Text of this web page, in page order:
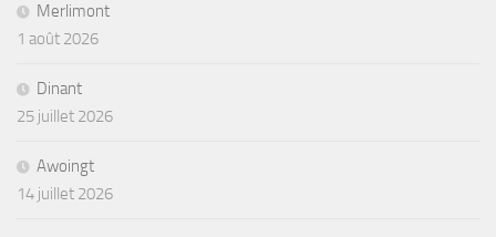
Merlimont
1 août 2026
Dinant
25 juillet 2026
Awoingt
14 juillet 2026